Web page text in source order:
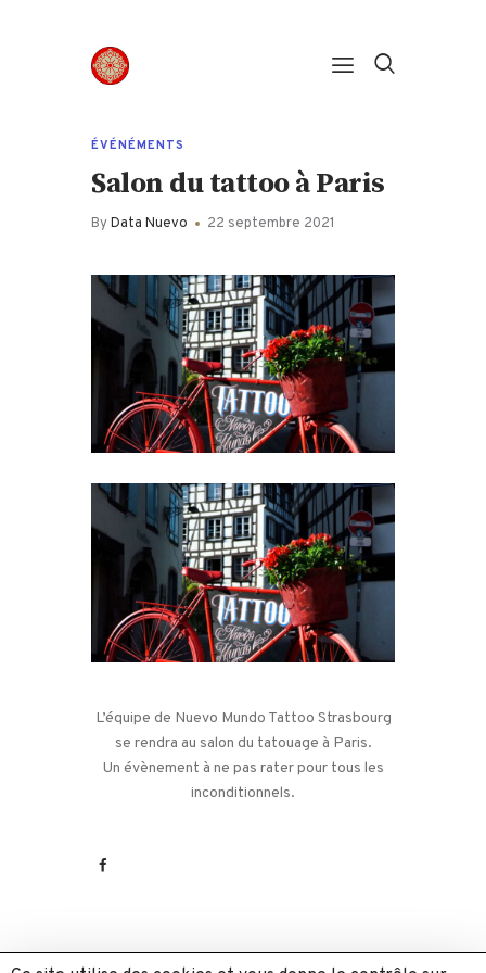
ÉVÉNÉMENTS
Salon du tattoo à Paris
ByData Nuevo 22 septembre 2021
L’équipe de Nuevo Mundo Tattoo Strasbourg
se rendra au salon du tatouage à Paris.
Un évènement à ne pas rater pour tous les
inconditionnels.